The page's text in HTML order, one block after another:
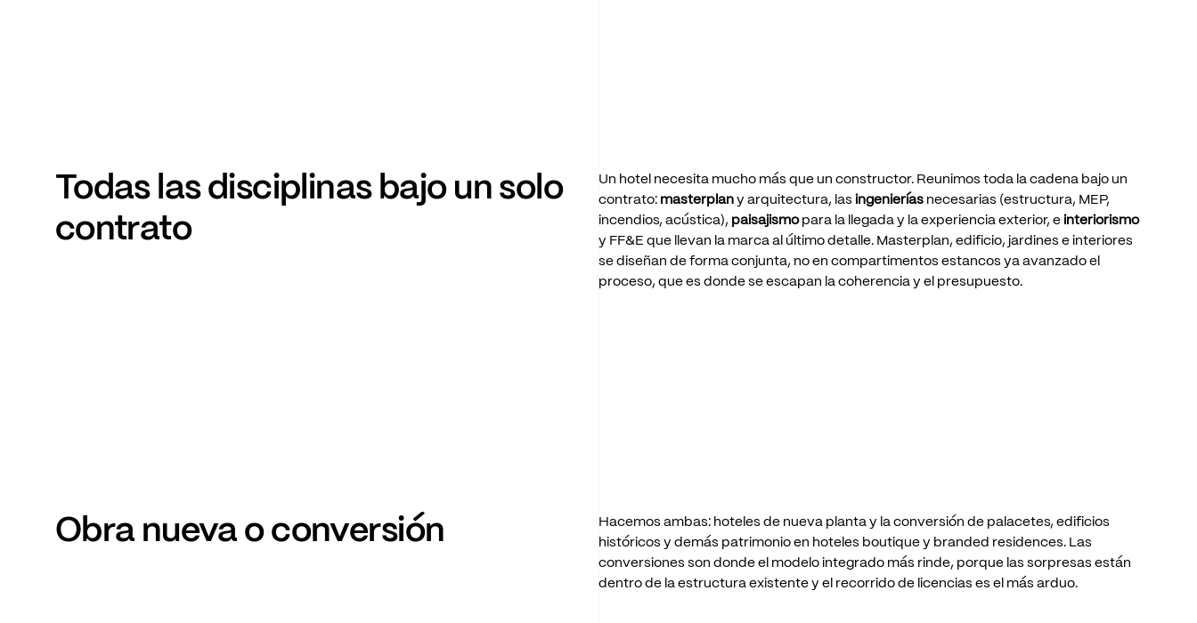
Todas las disciplinas bajo un solo
contrato
Un hotel necesita mucho más que un constructor. Reunimos toda la cadena bajo un
contrato: masterplan y arquitectura, las ingenierías necesarias (estructura, MEP,
incendios, acústica), paisajismo para la llegada y la experiencia exterior, e interiorismo
y FF&E que llevan la marca al último detalle. Masterplan, edificio, jardines e interiores
se diseñan de forma conjunta, no en compartimentos estancos ya avanzado el
proceso, que es donde se escapan la coherencia y el presupuesto.
Obra nueva o conversión Hacemos ambas: hoteles de nueva planta y la conversión de palacetes, edificios
históricos y demás patrimonio en hoteles boutique y branded residences. Las
conversiones son donde el modelo integrado más rinde, porque las sorpresas están
dentro de la estructura existente y el recorrido de licencias es el más arduo.